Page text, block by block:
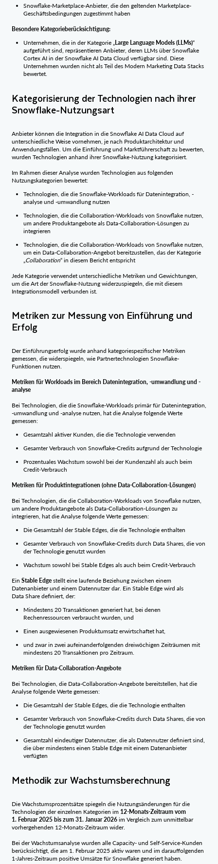
Snowflake-Marketplace-Anbieter, die den geltenden Marketplace-
Geschäftsbedingungen zugestimmt haben
Besondere Kategorieberücksichtigung:
Unternehmen, die in der Kategorie „Large Language Models (LLMs)“
aufgeführt sind, repräsentieren Anbieter, deren LLMs über Snowflake
Cortex AI in der Snowflake AI Data Cloud verfügbar sind. Diese
Unternehmen wurden nicht als Teil des Modern Marketing Data Stacks
bewertet.
Kategorisierung der Technologien nach ihrer
Snowflake-Nutzungsart
Anbieter können die Integration in die Snowflake AI Data Cloud auf
unterschiedliche Weise vornehmen, je nach Produktarchitektur und
Anwendungsfällen. Um die Einführung und Marktführerschaft zu bewerten,
wurden Technologien anhand ihrer Snowflake-Nutzung kategorisiert.
Im Rahmen dieser Analyse wurden Technologien aus folgenden
Nutzungskategorien bewertet:
Technologien, die die Snowflake-Workloads für Datenintegration, -
analyse und -umwandlung nutzen
Technologien, die die Collaboration-Workloads von Snowflake nutzen,
um andere Produktangebote als Data-Collaboration-Lösungen zu
integrieren
Technologien, die die Collaboration-Workloads von Snowflake nutzen,
um ein Data-Collaboration-Angebot bereitzustellen, das der Kategorie
„Collaboration“ in diesem Bericht entspricht
Jede Kategorie verwendet unterschiedliche Metriken und Gewichtungen,
um die Art der Snowflake-Nutzung widerzuspiegeln, die mit diesem
Integrationsmodell verbunden ist.
Metriken zur Messung von Einführung und
Erfolg
Der Einführungserfolg wurde anhand kategoriespezifischer Metriken
gemessen, die widerspiegeln, wie Partnertechnologien Snowflake-
Funktionen nutzen.
Metriken für Workloads im Bereich Datenintegration, -umwandlung und -
analyse
Bei Technologien, die die Snowflake-Workloads primär für Datenintegration,
-umwandlung und -analyse nutzen, hat die Analyse folgende Werte
gemessen:
Gesamtzahl aktiver Kunden, die die Technologie verwenden
Gesamter Verbrauch von Snowflake-Credits aufgrund der Technologie
Prozentuales Wachstum sowohl bei der Kundenzahl als auch beim
Credit-Verbrauch
Metriken für Produktintegrationen (ohne Data-Collaboration-Lösungen)
Bei Technologien, die die Collaboration-Workloads von Snowflake nutzen,
um andere Produktangebote als Data-Collaboration-Lösungen zu
integrieren, hat die Analyse folgende Werte gemessen:
Die Gesamtzahl der Stable Edges, die die Technologie enthalten
Gesamter Verbrauch von Snowflake-Credits durch Data Shares, die von
der Technologie genutzt wurden
Wachstum sowohl bei Stable Edges als auch beim Credit-Verbrauch
Ein Stable Edge stellt eine laufende Beziehung zwischen einem
Datenanbieter und einem Datennutzer dar. Ein Stable Edge wird als
Data Share definiert, der:
Mindestens 20 Transaktionen generiert hat, bei denen
Rechenressourcen verbraucht wurden, und
Einen ausgewiesenen Produktumsatz erwirtschaftet hat,
und zwar in zwei aufeinanderfolgenden dreiwöchigen Zeiträumen mit
mindestens 20 Transaktionen pro Zeitraum.
Metriken für Data-Collaboration-Angebote
Bei Technologien, die Data-Collaboration-Angebote bereitstellen, hat die
Analyse folgende Werte gemessen:
Die Gesamtzahl der Stable Edges, die die Technologie enthalten
Gesamter Verbrauch von Snowflake-Credits durch Data Shares, die von
der Technologie genutzt wurden
Gesamtzahl eindeutiger Datennutzer, die als Datennutzer definiert sind,
die über mindestens einen Stable Edge mit einem Datenanbieter
verfügten
Methodik zur Wachstumsberechnung
Die Wachstumsprozentsätze spiegeln die Nutzungsänderungen für die
Technologien der einzelnen Kategorien im 12-Monats-Zeitraum vom
1. Februar 2025 bis zum 31. Januar 2026 im Vergleich zum unmittelbar
vorhergehenden 12-Monats-Zeitraum wider.
Bei der Wachstumsanalyse wurden alle Capacity- und Self-Service-Kunden
berücksichtigt, die am 1. Februar 2025 aktiv waren und im darauffolgenden
1-Jahres-Zeitraum positive Umsätze für Snowflake generiert haben.